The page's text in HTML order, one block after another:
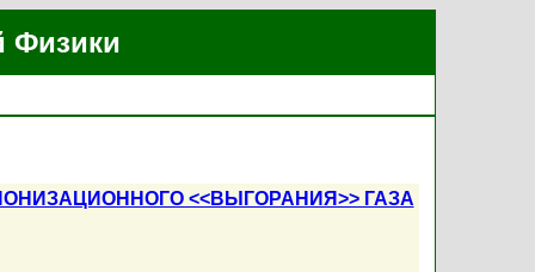
Физики
<<ВЫГОРАНИЯ>> ГАЗА